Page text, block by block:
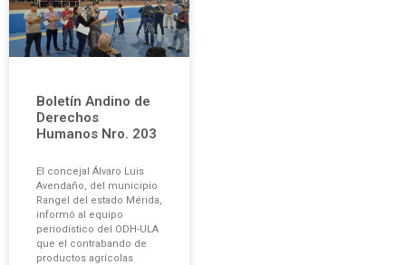
Boletín Andino de
Derechos
Humanos Nro. 203
El concejal Álvaro Luis
Avendaño, del municipio
Rangel del estado Mérida,
informó al equipo
periodístico del ODH-ULA
que el contrabando de
productos agrícolas